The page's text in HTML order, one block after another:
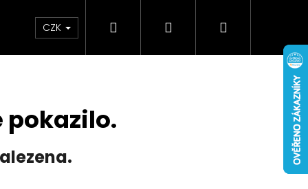
Doplňky Novinky
CZK Hledat PřihlášeníNákupní
pokazilo.